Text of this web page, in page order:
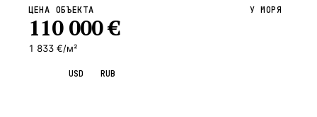
ЦЕНА ОБЪЕКТА
110 000€
1 833 €/м²
У МОРЯ
USD RUB